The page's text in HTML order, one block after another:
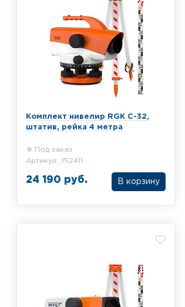
Комплект нивелир RGK C-32,
штатив, рейка 4 метра
Под заказ
Артикул: 752411
24 190 руб. В корзину